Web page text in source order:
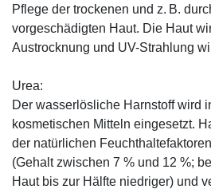
Pflege der trockenen und z. B.
vorgeschädigten Haut. Die Haut
Austrocknung und UV-Strahlung
Urea:
Der wasserlösliche Harnstoff wird
kosmetischen Mitteln eingesetzt.
der natürlichen
(Gehalt zwischen 7 % und 12 %;
Haut bis zur Hälfte niedriger) und